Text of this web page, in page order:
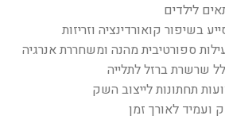
לילדים
בשיפור קואורדינציה וזריזות
ספורטיבית מהנה ומשחררת אנרגיה
שרשרת ברזל לתלייה
תחתונות לייצוב השק
ועמיד לאורך זמן